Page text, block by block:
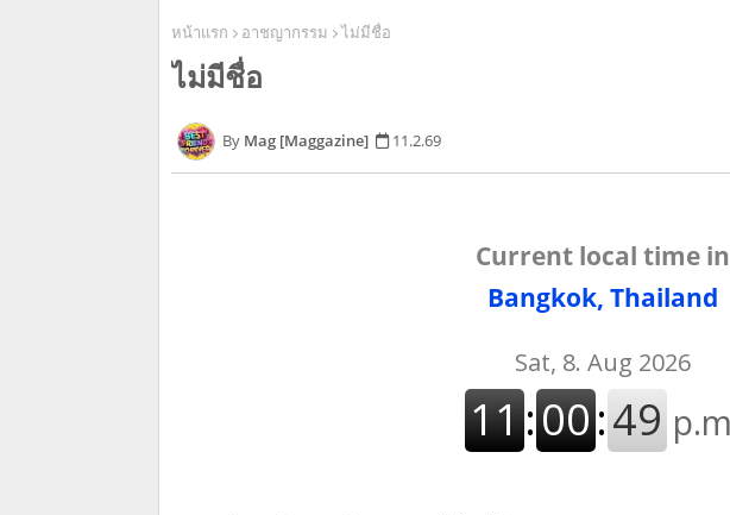
หน้าแรก อาชญากรรม ไม่มีชื่อ
ไม่มีชื่อ
Mag [Maggazine] 11.2.69
Current local time in
Bangkok, Thailand